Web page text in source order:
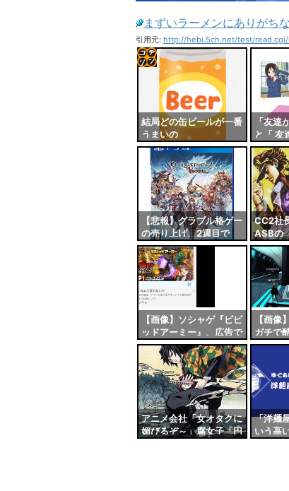
まずいラーメンにありがち
引用元: http://hebi.5ch.net/test/
結局どの缶ビールが一番
うまいの
「友達
と「 友
ャ」←
こにあ
【悲報】グラブル格ゲー
の売り上げ、2週目で
86%減になってしまう…
CC2社
ASBの
ュー満
無自覚
る」
【画像】ソシャゲ『ビビ
ッドアーミー』、広告で
自虐し始めるｗｗｗｗ
【画像
ガチで
めっち
アニメ会社「女オタクに
媚びるぞ～」腐女子「円
「洋麺
いう高
- 固
定リ
ンク
自動
更新
ツー
ル